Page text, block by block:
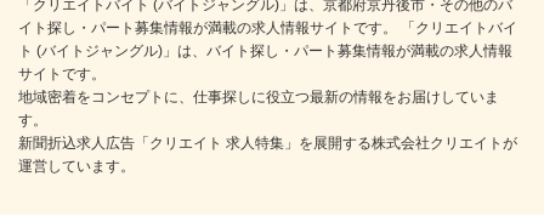
「クリエイトバイト (バイトジャングル)」は、京都府京丹後市・その他のバ
イト探し・パート募集情報が満載の求人情報サイトです。 「クリエイトバイ
ト (バイトジャングル)」は、バイト探し・パート募集情報が満載の求人情報
サイトです。
地域密着をコンセプトに、仕事探しに役立つ最新の情報をお届けしていま
す。
新聞折込求人広告「クリエイト 求人特集」を展開する株式会社クリエイトが
運営しています。